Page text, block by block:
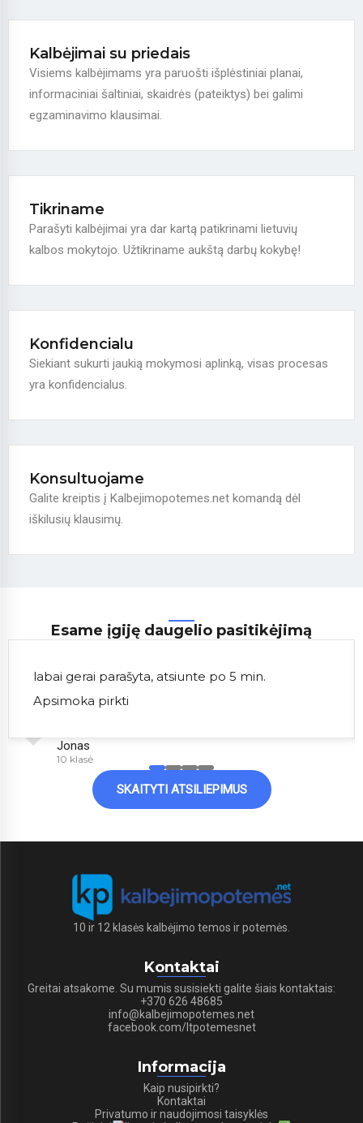
Kalbėjimai su priedais
Visiems kalbėjimams yra paruošti išplėstiniai planai,
informaciniai šaltiniai, skaidrės (pateiktys) bei galimi
egzaminavimo klausimai.
Tikriname
Parašyti kalbėjimai yra dar kartą patikrinami lietuvių
kalbos mokytojo. Užtikriname aukštą darbų kokybę!
Konfidencialu
Siekiant sukurti jaukią mokymosi aplinką, visas procesas
yra konfidencialus.
Konsultuojame
Galite kreiptis į Kalbejimopotemes.net komandą dėl
iškilusių klausimų.
Esame įgiję daugelio pasitikėjimą
labai gerai parašyta, atsiunte po 5 min.
Apsimoka pirkti
Jonas
10 klasė
SKAITYTI ATSILIEPIMUS
10 ir 12 klasės kalbėjimo temos ir potemės.
Kontaktai
Greitai atsakome. Su mumis susisiekti galite šiais kontaktais:
+370 626 48685
info@kalbejimopotemes.net
facebook.com/ltpotemesnet
Informacija
Kaip nusipirkti?
Kontaktai
Privatumo ir naudojimosi taisyklės